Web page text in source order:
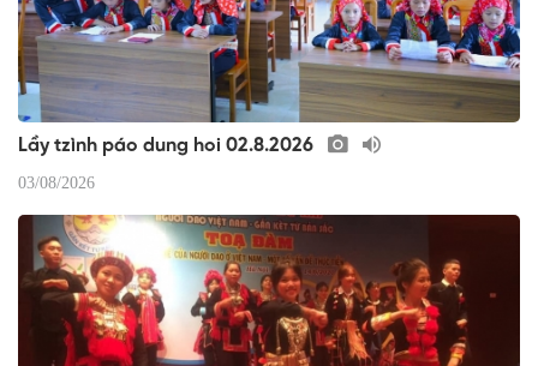
Lầy tzình páo dung hoi 02.8.2026
03/08/2026